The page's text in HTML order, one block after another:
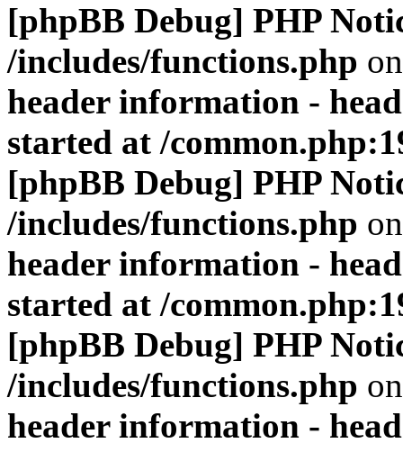
[phpBB Debug] PHP
/includes/functions.php
header information -
started at /
[phpBB Debug] PHP
/includes/functions.php
header information -
started at /
[phpBB Debug] PHP
/includes/functions.php
header information -